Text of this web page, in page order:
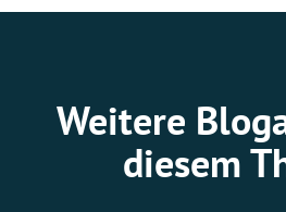
Weitere
diesem